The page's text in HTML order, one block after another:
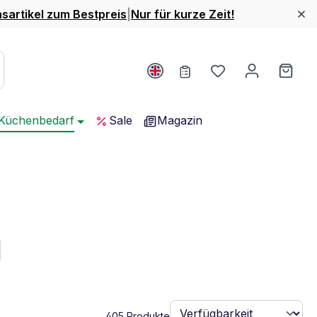
zum Bestpreis Nur für kurze Zeit!
Du hast 0
Sale Magazin